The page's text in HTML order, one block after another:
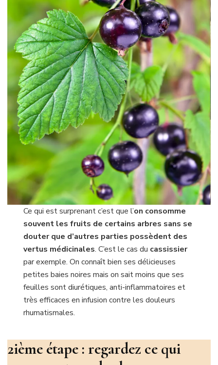
Ce qui est surprenant c’est que l’on consomme
souvent les fruits de certains arbres sans se
douter que d’autres parties possèdent des
vertus médicinales. C’est le cas du cassissier
par exemple. On connaît bien ses délicieuses
petites baies noires mais on sait moins que ses
feuilles sont diurétiques, anti-inflammatoires et
très efficaces en infusion contre les douleurs
rhumatismales.
2ième étape : regardez ce qui